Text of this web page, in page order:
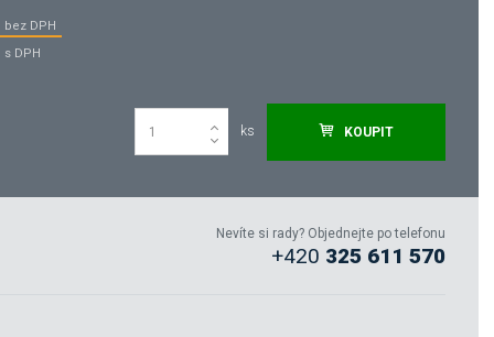
bez DPH
s DPH
ks KOUPIT
Nevíte si rady? Objednejte po telefonu
+420 325 611 570